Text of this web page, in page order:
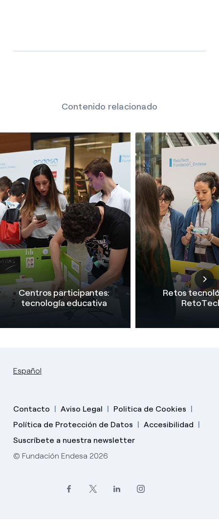
Contenido relacionado
Centros participantes:
tecnología educativa
Retos
Español
Contacto Aviso Legal
Politica de Cookies
Política de Protección de Datos
Accesibilidad
Suscríbete a nuestra newsletter
© Fundación Endesa 2026